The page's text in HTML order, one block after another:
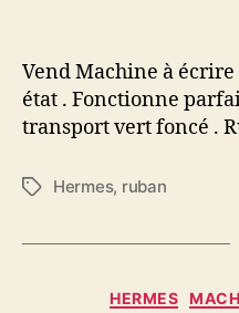
Vend Machine à écrire
état . Fonctionne
transport vert foncé .
Étiquettes
Hermes, ruban
HERMES